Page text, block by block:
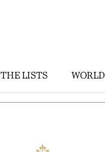
THE LISTS WORLD